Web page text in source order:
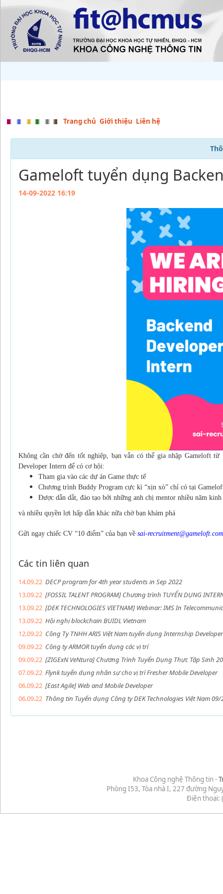
Trang chủ Giới thiệu Liên hệ
Gameloft tuyển dụng
14-09-2022 16:19
Không cần chờ đến tốt nghiệp, bạn vẫn có thể gia nhập Gameloft
Developer Intern để có cơ hội:
Tham gia vào các dự án Game thực tế
Chương trình Buddy Program cực kì “xịn xò” chỉ có tại
Được dẫn dắt, đào tạo bởi những anh chị mentor nhiều năm
và nhiều quyền lợi hấp dẫn khác nữa chờ bạn khám phá
Gửi ngay chiếc CV “10 điểm” của bạn về sai-recruitment@gameloft.com
Các tin liên quan
14.09.22 DECP program for 4th year students in Sep 2022
13.09.22 [FOSSIL TALENT PROGRAM] Chương trình TUYỂN DỤNG
13.09.22 [DEK TECHNOLOGIES VIETNAM] Webinar: IMS In
13.09.22 Hội nghị blockchain BUIDL Vietnam
12.09.22 Công Ty TNHH ARIS Việt Nam tuyển dụng Internship
09.09.22 Công ty ARMOR tuyển dụng các vị trí
09.09.22 [ZIGExN VeNtura] Chương Trình Tuyển Dụng Thực Tập Sinh
07.09.22 Flynk tuyển dụng nhân sự cho vị trí Fresher Mobile Developer
06.09.22 [East Agile] Web and Mobile Developer
06.09.22 Thông tin Tuyển dụng Công ty DEK Technologies Việt Nam 09/
Khoa Công nghệ Thông tin -
Phòng I53, Tòa nhà I, 227 đường
Điện thoại: